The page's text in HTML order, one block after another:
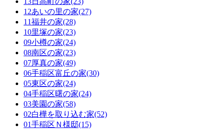
12あいの里の家(27)
11福井の家(28)
10里塚の家(23)
09小樽の家(24)
08南区の家(23)
07厚真の家(49)
06手稲区富丘の家(30)
05東区の家(24)
04手稲区曙の家(24)
03美園の家(58)
02白樺を取り込む家(52)
01手稲区Ｎ様邸(15)